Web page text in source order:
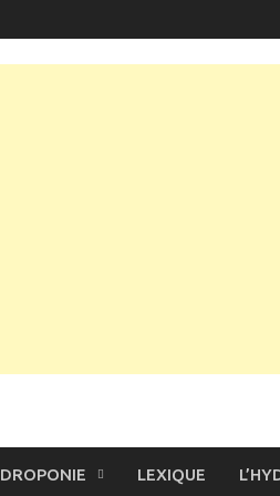
LEXIQUE